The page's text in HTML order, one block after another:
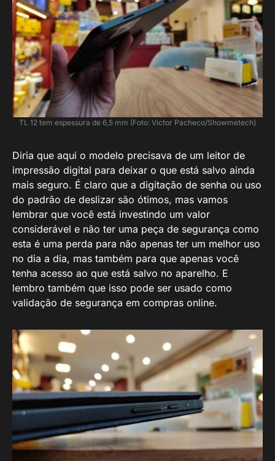
TL 12 tem espessura de 6,5 mm (Foto: Victor Pacheco/Showmetech)
Diria que aqui o modelo precisava de um leitor de
impressão digital para deixar o que está salvo ainda
mais seguro. É claro que a digitação de senha ou uso
do padrão de deslizar são ótimos, mas vamos
lembrar que você está investindo um valor
considerável e não ter uma peça de segurança como
esta é uma perda para não apenas ter um melhor uso
no dia a dia, mas também para que apenas você
tenha acesso ao que está salvo no aparelho. E
lembro também que isso pode ser usado como
validação de segurança em compras online.